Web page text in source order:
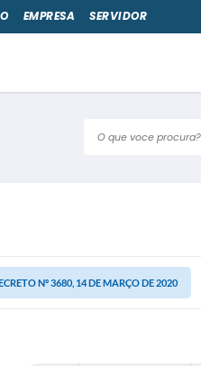
O que voce
EMPRESA SERVIDOR
Nº 3680, 14 DE MARÇO DE 2020